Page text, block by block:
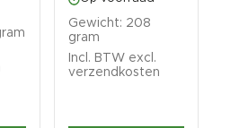
Gewicht: 208
gram
Incl. BTW excl.
verzendkosten